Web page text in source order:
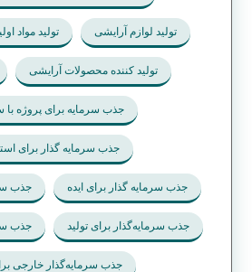
تولید لوازم آرایشی تولید مواد
تولید کننده محصولات آرایشی
جذب سرمایه برای پروژه با
جذب سرمایه گذار برای
جذب سرمایه گذار برای ایده جذب
جذب سرمایه‌گذار برای تولید جذب
جذب سرمایه‌گذار خارجی